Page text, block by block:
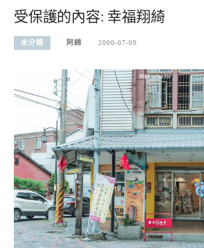
受保護的內容: 幸福翔綺
未分類 阿綿 2000-07-09